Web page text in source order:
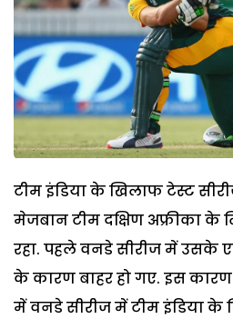
टीम इंडिया के खिलाफ टेस्ट
मेजबान टीम दक्षिण अफ्रीका के
रहा. पहले वनडे सीरीज में उसके
के कारण बाहर हो गए. इस
में वनडे सीरीज में टीम इंडिया के